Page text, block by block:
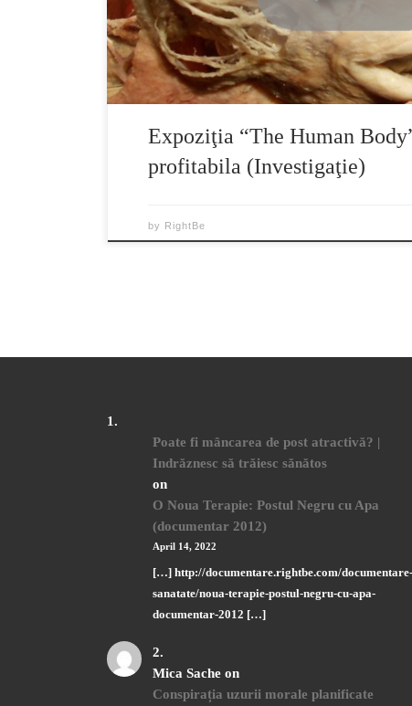
Expoziţia “The Human
profitabila (Investigaţie)
by RightBe
Poate fi mâncarea de post atractivă? |
Indrăznesc să trăiesc sănătos
on
O Noua Terapie: Postul Negru cu Apa
(documentar 2012)
April 14, 2022
[…] http://documentare.rightbe.com/documentare-
sanatate/noua-terapie-postul-negru-cu-apa-
documentar-2012 […]
Mica Sacheon
Conspirația uzurii morale planificate